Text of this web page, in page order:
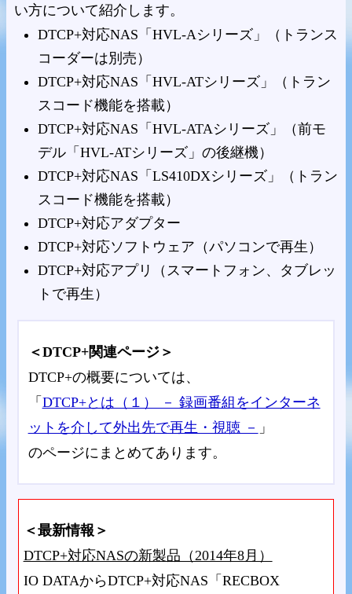
い方について紹介します。
DTCP+対応NAS「HVL-Aシリーズ」（トランス
コーダーは別売）
DTCP+対応NAS「HVL-ATシリーズ」（トラン
スコード機能を搭載）
DTCP+対応NAS「HVL-ATAシリーズ」（前モ
デル「HVL-ATシリーズ」の後継機）
DTCP+対応NAS「LS410DXシリーズ」（トラン
スコード機能を搭載）
DTCP+対応アダプター
DTCP+対応ソフトウェア（パソコンで再生）
DTCP+対応アプリ（スマートフォン、タブレッ
トで再生）
＜DTCP+関連ページ＞
DTCP+の概要については、
「 DTCP+とは（１） － 録画番組をインターネ
ットを介して外出先で再生・視聴 － 」
のページにまとめてあります。
＜最新情報＞
DTCP+対応NASの新製品（2014年8月）
IO DATAからDTCP+対応NAS「RECBOX